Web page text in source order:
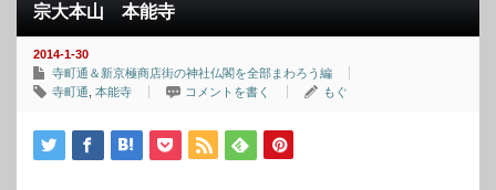
宗大本山 本能寺
2014-1-30
寺町通＆新京極商店街の神社仏閣を全部まわろう編
寺町通 本能寺 コメントを書く もぐ